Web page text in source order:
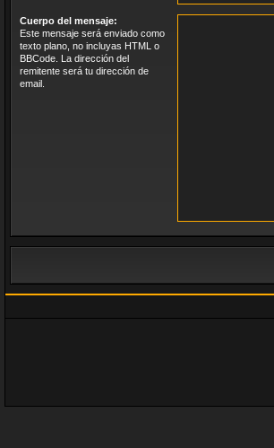
Cuerpo del mensaje:
Este mensaje será enviado como
texto plano, no incluyas HTML o
BBCode. La dirección del
remitente será tu dirección de
email.